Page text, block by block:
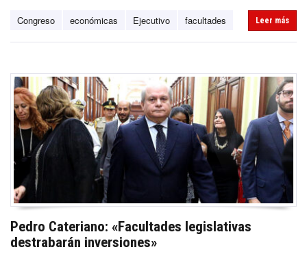
Congreso económicas Ejecutivo facultades Leer más
Pedro Cateriano: «Facultades legislativas
destrabarán inversiones»